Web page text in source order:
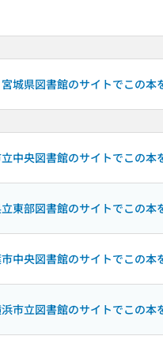
宮城県図書館のサイトでこの本
中央図書館のサイトでこの本
東部図書館のサイトでこの本
中央図書館のサイトでこの本
市立図書館のサイトでこの本